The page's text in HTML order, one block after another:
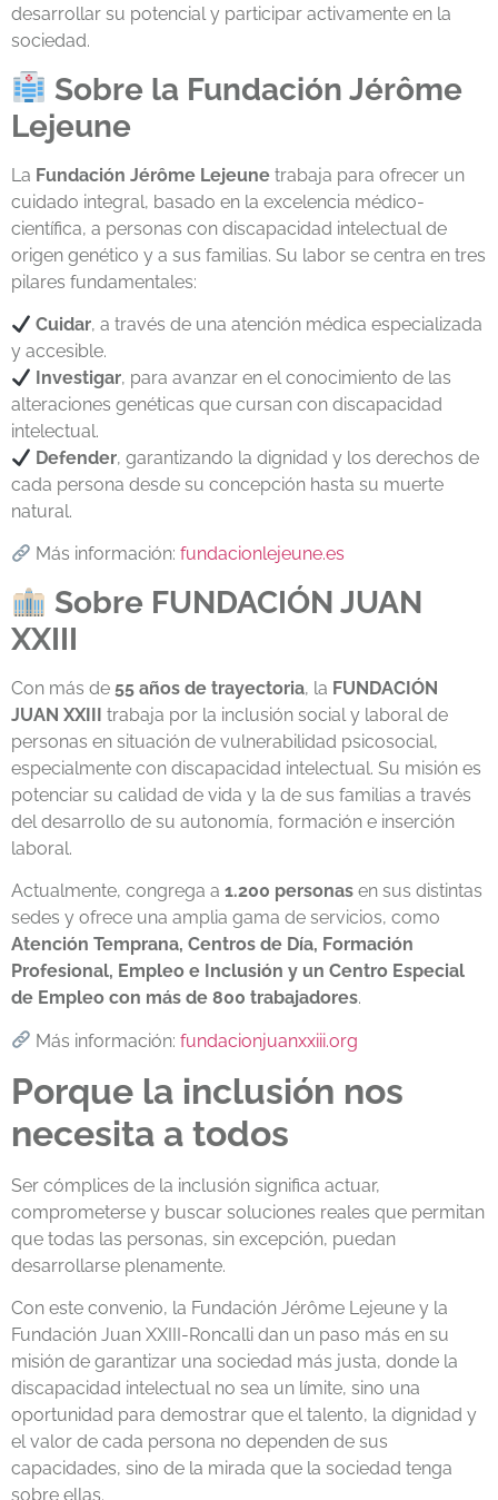
desarrollar su potencial y participar activamente en la
sociedad.
Sobre la Fundación Jérôme
Lejeune
La Fundación Jérôme Lejeune trabaja para ofrecer un
cuidado integral, basado en la excelencia médico-
científica, a personas con discapacidad intelectual de
origen genético y a sus familias. Su labor se centra en tres
pilares fundamentales:
Cuidar, a través de una atención médica especializada
y accesible.
Investigar, para avanzar en el conocimiento de las
alteraciones genéticas que cursan con discapacidad
intelectual.
Defender, garantizando la dignidad y los derechos de
cada persona desde su concepción hasta su muerte
natural.
Más información:fundacionlejeune.es
Sobre FUNDACIÓN JUAN
XXIII
Con más de 55 años de trayectoria, la FUNDACIÓN
JUAN XXIII trabaja por la inclusión social y laboral de
personas en situación de vulnerabilidad psicosocial,
especialmente con discapacidad intelectual. Su misión es
potenciar su calidad de vida y la de sus familias a través
del desarrollo de su autonomía, formación e inserción
laboral.
Actualmente, congrega a 1.200 personas en sus distintas
sedes y ofrece una amplia gama de servicios, como
Atención Temprana, Centros de Día, Formación
Profesional, Empleo e Inclusión y un Centro Especial
de Empleo con más de 800 trabajadores.
Más información:fundacionjuanxxiii.org
Porque la inclusión nos
necesita a todos
Ser cómplices de la inclusión significa actuar,
comprometerse y buscar soluciones reales que permitan
que todas las personas, sin excepción, puedan
desarrollarse plenamente.
Con este convenio, la Fundación Jérôme Lejeune y la
Fundación Juan XXIII-Roncalli dan un paso más en su
misión de garantizar una sociedad más justa, donde la
discapacidad intelectual no sea un límite, sino una
oportunidad para demostrar que el talento, la dignidad y
el valor de cada persona no dependen de sus
capacidades, sino de la mirada que la sociedad tenga
sobre ellas.